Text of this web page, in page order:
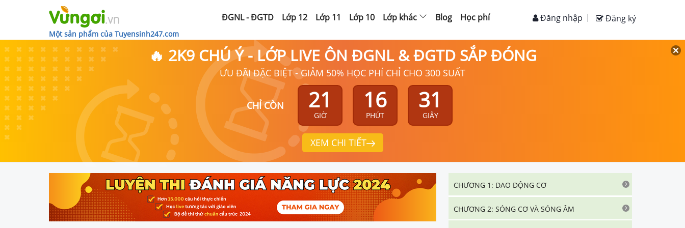
Một sản phẩm của Tuyensinh247.com
ĐGNL - ĐGTD Lớp 12 Lớp 11 Lớp 10 Lớp khác Blog Học phí Đăng ký
Đăng nhập
🔥 2K9 CHÚ Ý - LỚP LIVE ÔN ĐGNL & ĐGTD SẮP ĐÓNG
ƯU ĐÃI ĐẶC BIỆT - GIẢM 50% HỌC PHÍ CHỈ CHO 300 SUẤT
CHỈ CÒN 21
GIỜ
16
PHÚT
30
GIÂY
XEM CHI TIẾT
CHƯƠNG 1: DAO ĐỘNG CƠ
CHƯƠNG 2: SÓNG CƠ VÀ SÓNG ÂM